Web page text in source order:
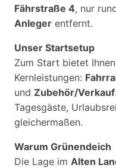
Fährstraße 4, nur
Anleger entfernt.
Unser Startsetup
Zum Start bietet
Kernleistungen:
und Zubehör/Verkauf
Tagesgäste,
gleichermaßen.
Warum Grünendeich
Die Lage im Alten